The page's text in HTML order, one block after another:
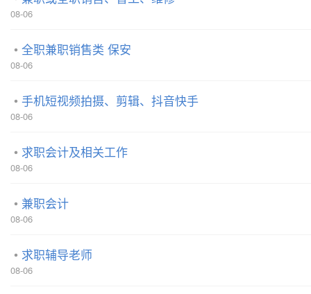
08-06
全职兼职销售类 保安
08-06
手机短视频拍摄、剪辑、抖音快手
08-06
求职会计及相关工作
08-06
兼职会计
08-06
求职辅导老师
08-06